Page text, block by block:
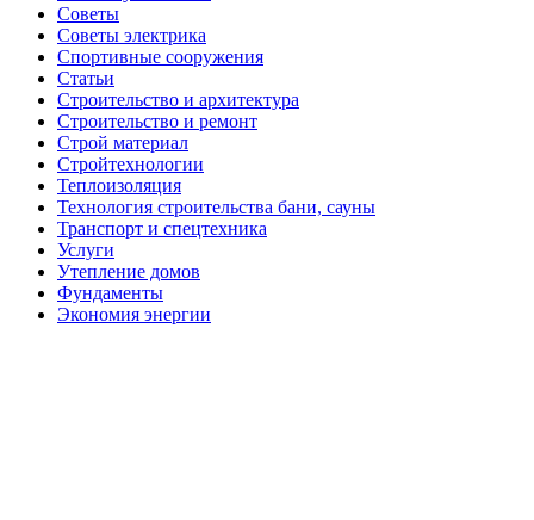
Советы
Советы электрика
Спортивные сооружения
Статьи
Строительство и архитектура
Строительство и ремонт
Строй материал
Стройтехнологии
Теплоизоляция
Технология строительства бани, сауны
Транспорт и спецтехника
Услуги
Утепление домов
Фундаменты
Экономия энергии